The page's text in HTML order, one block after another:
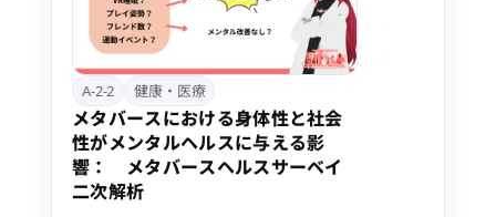
運動不足・体力低下・筋力低下・疼痛増
加が有意に少なかった。メタバースでの
運動イベント参加やプレイ中の姿勢は健
康状態に影響を与える可能性がある。
A-2-2 健康・医療
メタバースにおける身体性と社会
性がメンタルヘルスに与える影
響： メタバースヘルスサーベイ
二次解析